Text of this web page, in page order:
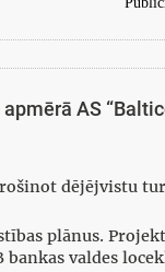
AS
dējējvistu
plānus.
valdes